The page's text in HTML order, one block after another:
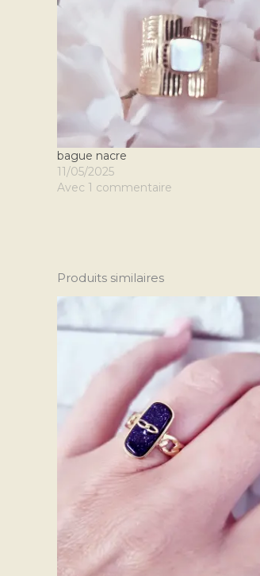
bague nacre
11/05/2025
Avec 1 commentaire
Produits similaires